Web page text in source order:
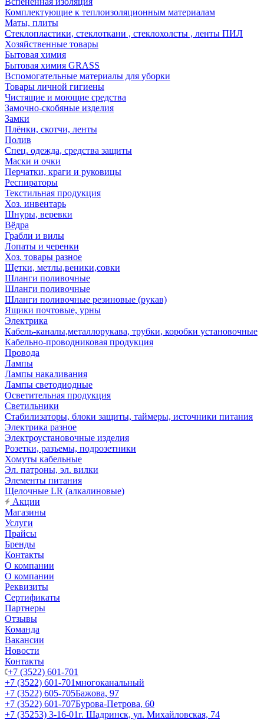
Комплектующие к теплоизоляционным материалам
Маты, плиты
Стеклопластики, стеклоткани , стеклохолсты , ленты ПИЛ
Хозяйственные товары
Бытовая химия
Бытовая химия GRASS
Вспомогательные материалы для уборки
Товары личной гигиены
Чистящие и моющие средства
Замочно-скобяные изделия
Замки
Плёнки, скотчи, ленты
Полив
Спец. одежда, средства защиты
Маски и очки
Перчатки, краги и руковицы
Респираторы
Текстильная продукция
Хоз. инвентарь
Шнуры, веревки
Вёдра
Грабли и вилы
Лопаты и черенки
Хоз. товары разное
Щетки, метлы,веники,совки
Шланги поливочные
Шланги поливочные
Шланги поливочные резиновые (рукав)
Ящики почтовые, урны
Электрика
Кабель-каналы,металлорукава, трубки, коробки установочные
Кабельно-проводниковая продукция
Провода
Лампы
Лампы накаливания
Лампы светодиодные
Осветительная продукция
Светильники
Стабилизаторы, блоки защиты, таймеры, источники питания
Электрика разное
Электроустановочные изделия
Розетки, разъемы, подрозетники
Хомуты кабельные
Эл. патроны, эл. вилки
Элементы питания
Щелочные LR (алкалиновые)
Акции
Магазины
Услуги
Прайсы
Бренды
Контакты
О компании
О компании
Реквизиты
Сертификаты
Партнеры
Отзывы
Команда
Вакансии
Новости
Контакты
+7 (3522) 601-701
+7 (3522) 601-701многоканальный
+7 (3522) 605-705Бажова, 97
+7 (3522) 601-707Бурова-Петрова, 60
+7 (35253) 3-16-01г. Шадринск, ул. Михайловская, 74